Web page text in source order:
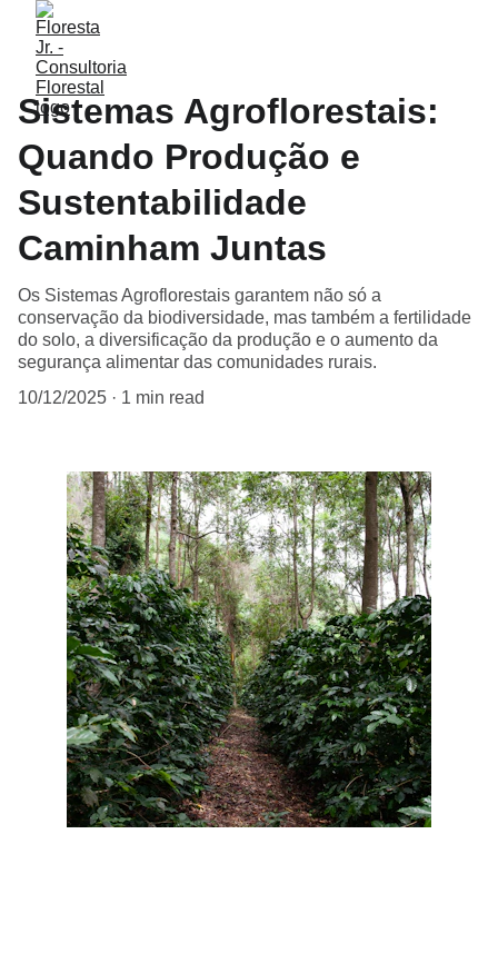
Sistemas Agroflorestais:
Quando Produção e
Sustentabilidade
Caminham Juntas
Os Sistemas Agroflorestais garantem não só a
conservação da biodiversidade, mas também a fertilidade
do solo, a diversificação da produção e o aumento da
segurança alimentar das comunidades rurais.
10/12/2025
1 min read